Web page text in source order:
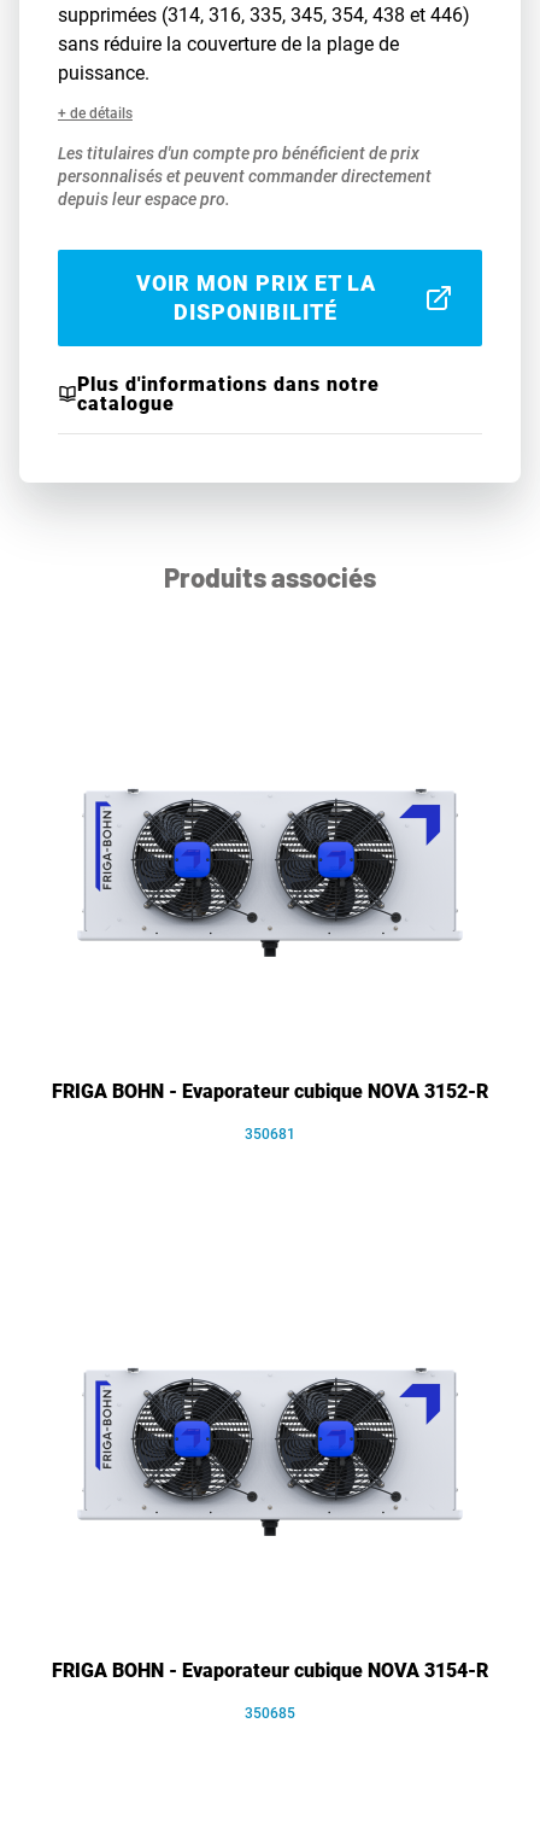
supprimées (314, 316, 335, 345, 354, 438 et 446)
sans réduire la couverture de la plage de
puissance.
+ de détails
Les titulaires d'un compte pro bénéficient de prix
personnalisés et peuvent commander directement
depuis leur espace pro.
VOIR MON PRIX ET LA
DISPONIBILITÉ
Plus d'informations dans notre
catalogue
Produits associés
FRIGA BOHN - Evaporateur cubique NOVA 3152-R
350681
FRIGA BOHN - Evaporateur cubique NOVA 3154-R
350685